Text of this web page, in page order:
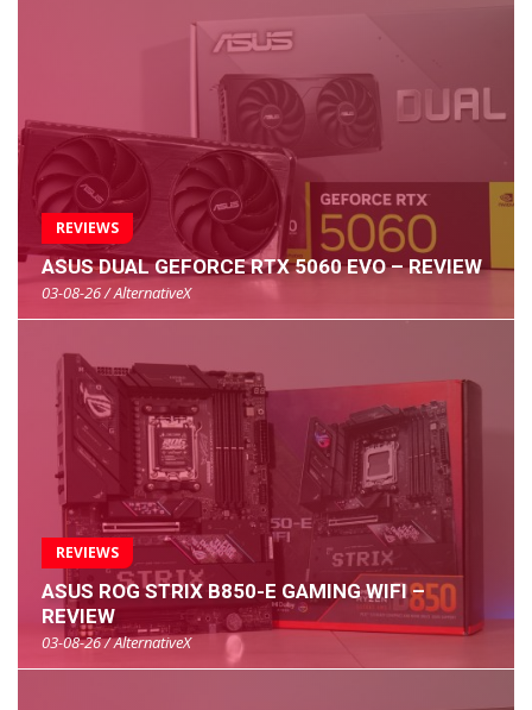
REVIEWS
ASUS DUAL GEFORCE RTX 5060 EVO – REVIEW
03-08-26 / AlternativeX
REVIEWS
ASUS ROG STRIX B850-E GAMING WIFI –
REVIEW
03-08-26 / AlternativeX